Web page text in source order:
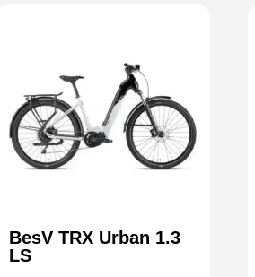
BesV TRX Urban 1.3
LS